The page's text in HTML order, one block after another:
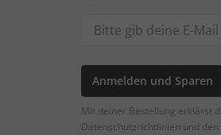
Anmelden und Sparen
Mit deiner Bestellung erklärst
Datenschutzrichtlinien und